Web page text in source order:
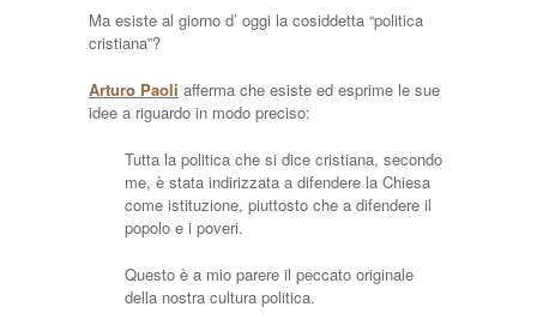
Ma esiste al giorno d’ oggi la cosiddetta “politica
cristiana”?
Arturo Paoli afferma che esiste ed esprime le sue
idee a riguardo in modo preciso:
Tutta la politica che si dice cristiana, secondo
me, è stata indirizzata a difendere la Chiesa
come istituzione, piuttosto che a difendere il
popolo e i poveri.
Questo è a mio parere il peccato originale
della nostra cultura politica.